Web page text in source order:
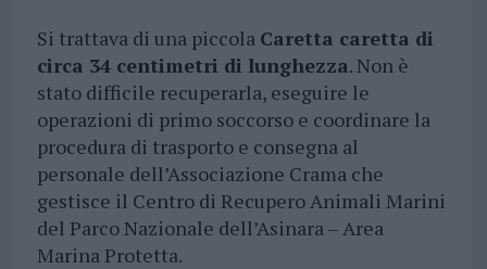
Si trattava di una piccola Caretta caretta di
circa 34 centimetri di lunghezza. Non è
stato difficile recuperarla, eseguire le
operazioni di primo soccorso e coordinare la
procedura di trasporto e consegna al
personale dell’Associazione Crama che
gestisce il Centro di Recupero Animali Marini
del Parco Nazionale dell’Asinara – Area
Marina Protetta.